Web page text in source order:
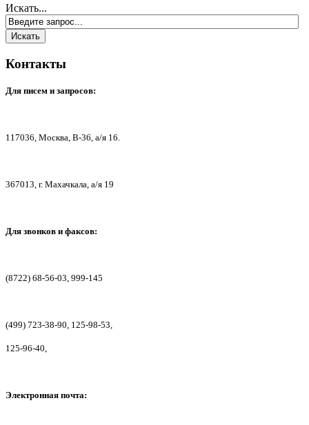
Искать...
Контакты
Для писем и запросов:
117036, Москва, В-36, а/я 16.
367013, г. Махачкала, а/я 19
Для звонков и факсов:
(8722) 68-56-03, 999-145
(499) 723-38-90, 125-98-53,
125-96-40,
Электронная почта: